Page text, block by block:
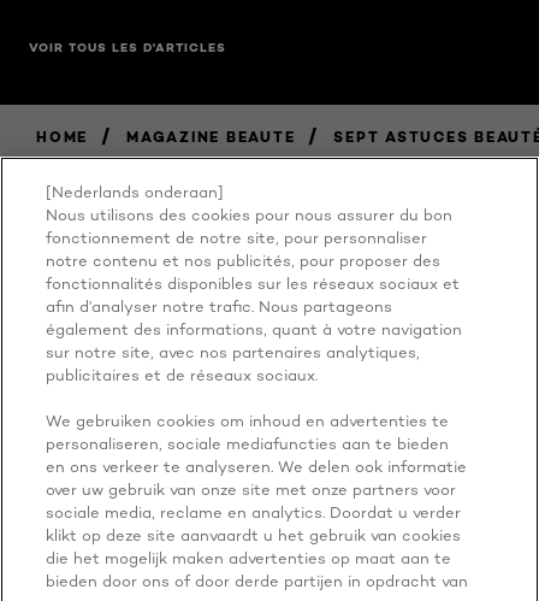
VOIR TOUS LES D'ARTICLES
HOME / MAGAZINE BEAUTE / SEPT ASTUCES
BECAUSE
YOU'RE
WORTH IT
PLUS À EXPLORER
[Nederlands onderaan]
Nous utilisons des cookies pour nous assurer du bon
fonctionnement de notre site, pour personnaliser
notre contenu et nos publicités, pour proposer des
fonctionnalités disponibles sur les réseaux sociaux et
afin d’analyser notre trafic. Nous partageons
également des informations, quant à votre navigation
sur notre site, avec nos partenaires analytiques,
publicitaires et de réseaux sociaux.
We gebruiken cookies om inhoud en advertenties te
personaliseren, sociale mediafuncties aan te bieden
en ons verkeer te analyseren. We delen ook informatie
over uw gebruik van onze site met onze partners voor
sociale media, reclame en analytics. Doordat u verder
klikt op deze site aanvaardt u het gebruik van cookies
die het mogelijk maken advertenties op maat aan te
bieden door ons of door derde partijen in opdracht van